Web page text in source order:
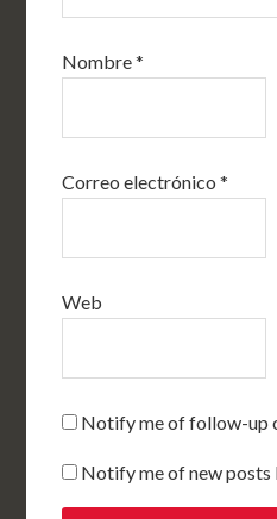
Nombre*
Correo electrónico*
Web
Notify me of follow-up
Notify me of new posts